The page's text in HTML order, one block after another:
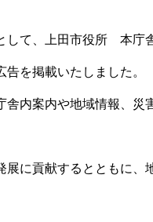
して、上田市役所 本庁
を掲載いたしました。
内案内や地域情報、災
に貢献するとともに、